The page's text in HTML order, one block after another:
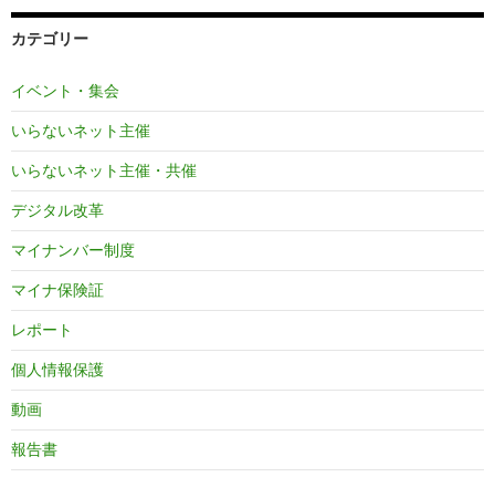
カテゴリー
イベント・集会
いらないネット主催
いらないネット主催・共催
デジタル改革
マイナンバー制度
マイナ保険証
レポート
個人情報保護
動画
報告書